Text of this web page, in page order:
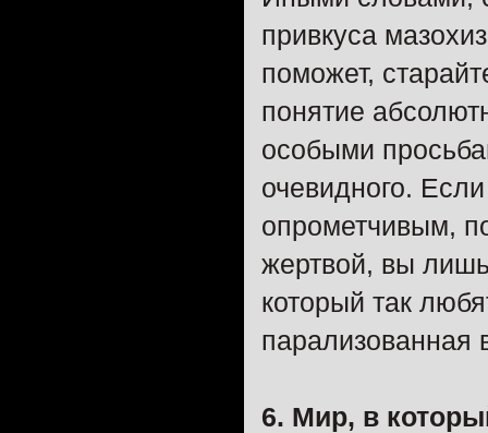
привкуса
поможет,
понятие
особыми
очевидного.
опрометчивым,
жертвой, вы лишь
который так
парализованная
6. Мир, в